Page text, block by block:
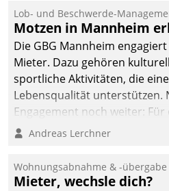
Lob- und Beschwerde-
Motzen in Mannheim
Die GBG Mannheim
Mieter. Dazu gehören
sportliche Aktivitäten, die
Lebensqualität unterstützen.
Engagement noch weiter:
von Beschwerden – oder Lob
und Beschwerde-
ein.
Andreas Lerchner
Wohnungsabnahme & -übergabe
Mieter, wechsle dich?